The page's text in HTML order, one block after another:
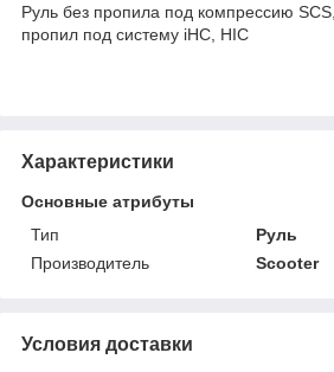
Руль без пропила под компрессию
пропил под систему iHC, HIC
Характеристики
Основные атрибуты
Тип
Руль
Производитель
Scooter
Условия доставки